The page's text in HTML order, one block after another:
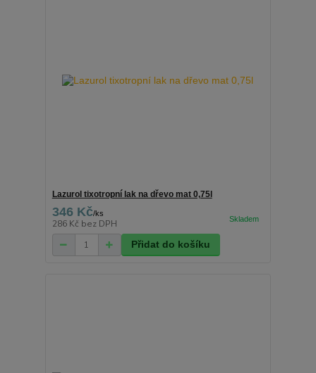
Lazurol tixotropní lak na dřevo mat 0,75l
346 Kč/ks
286 Kč bez DPH
Přidat do košíku